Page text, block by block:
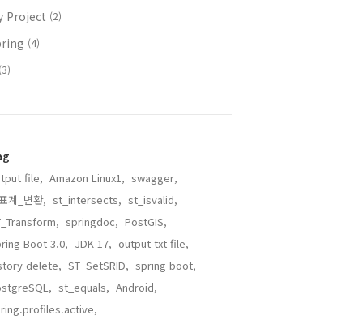
Project (2)
(4)
(3)
file, Amazon Linux1, swagger,
계_변환, st_intersects, st_isvalid,
springdoc, PostGIS,
Boot 3.0, JDK 17, output txt file,
delete, ST_SetSRID, spring boot,
st_equals, Android,